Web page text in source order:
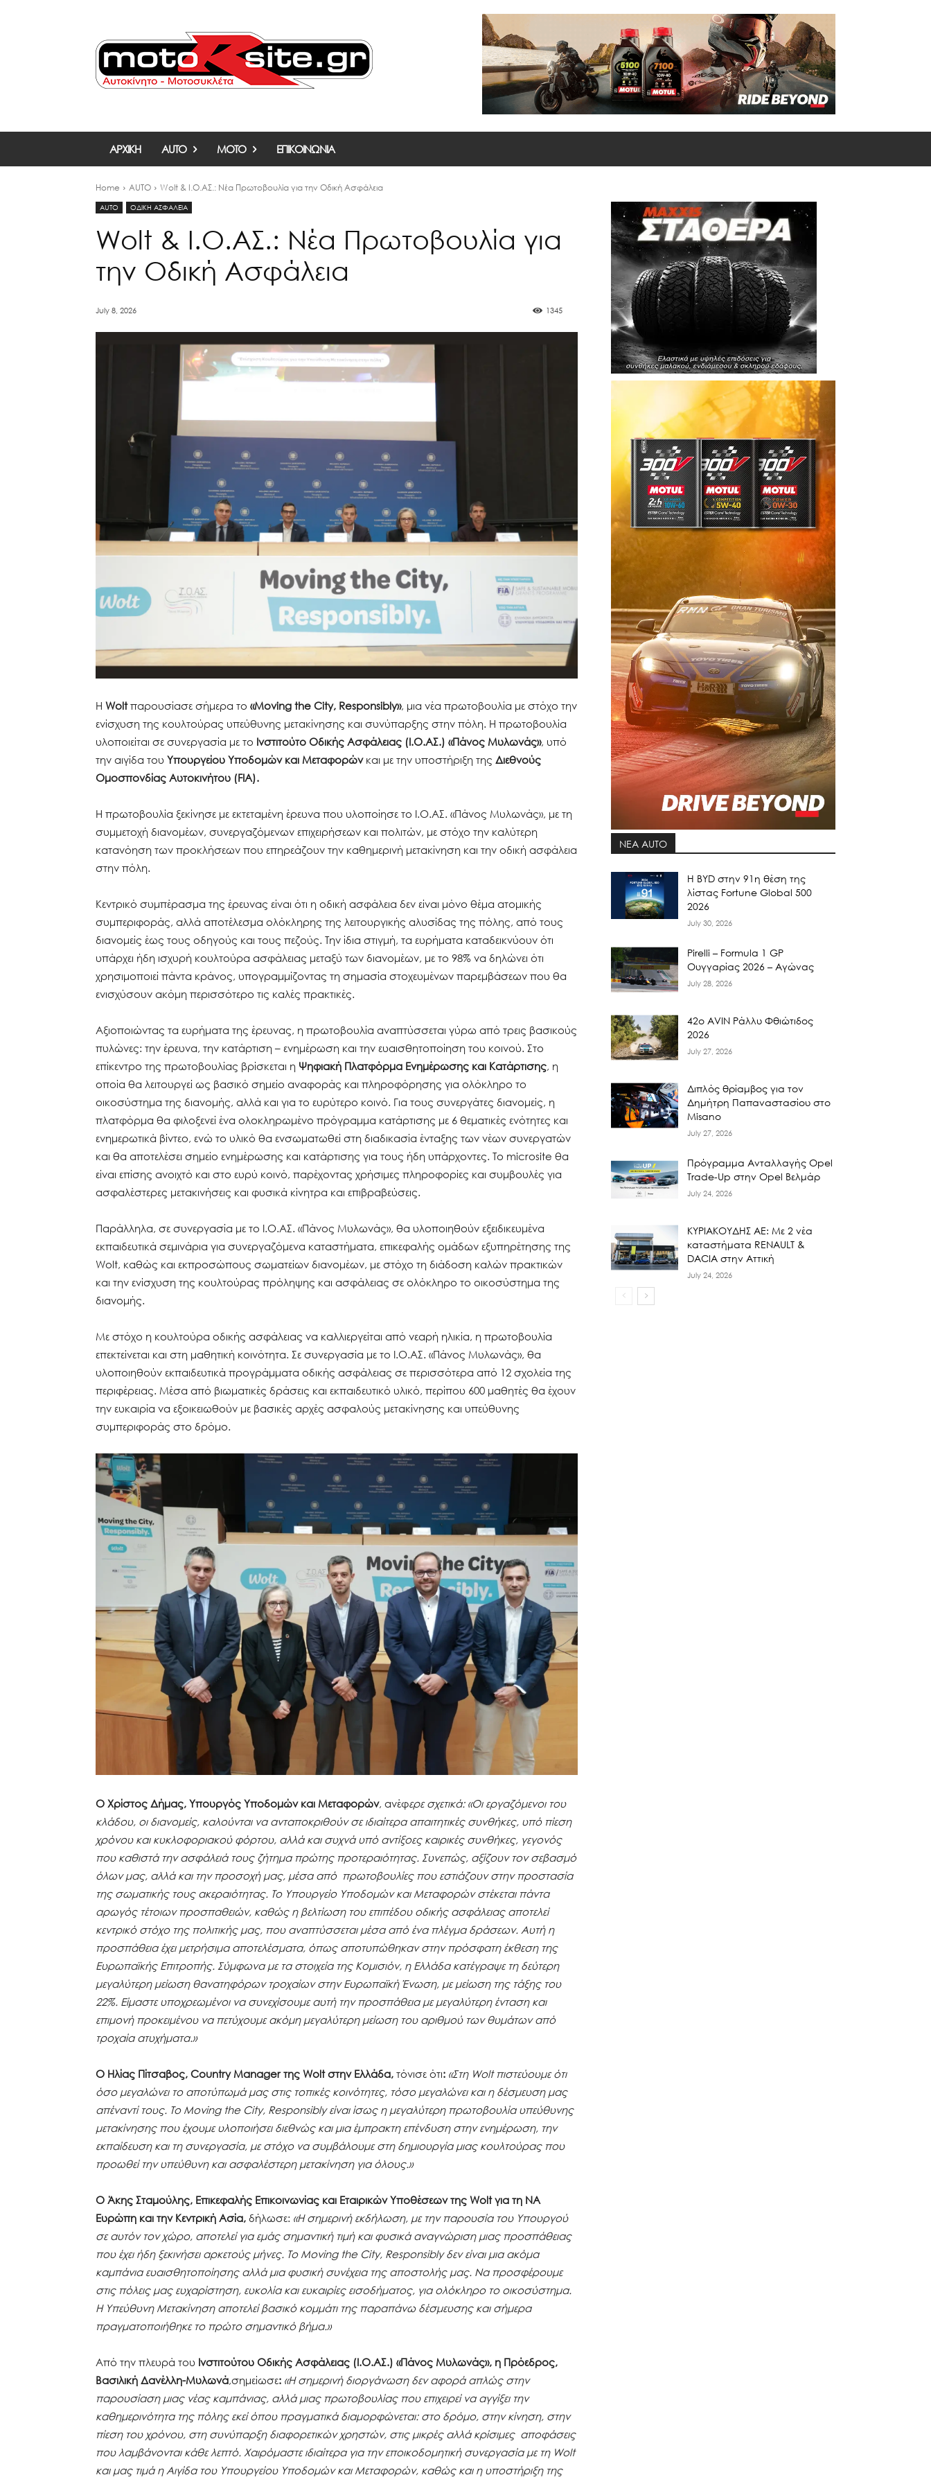
ΑΡΧΙΚΗ AUTO MOTO ΕΠΙΚΟΙΝΩΝΙΑ
Home AUTO Wolt & Ι.Ο.ΑΣ.: Νέα Πρωτοβουλία για την Οδική Ασφάλεια
AUTO ΟΔΙΚΗ ΑΣΦΑΛΕΙΑ
Wolt & Ι.Ο.ΑΣ.: Νέα Πρωτοβουλία για
την Οδική Ασφάλεια
July 8, 2026 1345
Η Woltπαρουσίασε σήμερα το «Moving the City, Responsibly», μια νέα πρωτοβουλία με στόχο την
ενίσχυση της κουλτούρας υπεύθυνης μετακίνησης και συνύπαρξης στην πόλη. Η πρωτοβουλία
υλοποιείται σε συνεργασία με το Ινστιτούτο Οδικής Ασφάλειας (Ι.Ο.ΑΣ.) «Πάνος Μυλωνάς», υπό
την αιγίδα του Υπουργείου Υποδομών και Μεταφορών και με την υποστήριξη της Διεθνούς
Ομοσπονδίας Αυτοκινήτου (FIA).
Η πρωτοβουλία ξεκίνησε με εκτεταμένη έρευνα που υλοποίησε το Ι.Ο.ΑΣ. «Πάνος Μυλωνάς», με τη
συμμετοχή διανομέων, συνεργαζόμενων επιχειρήσεων και πολιτών, με στόχο την καλύτερη
κατανόηση των προκλήσεων που επηρεάζουν την καθημερινή μετακίνηση και την οδική ασφάλεια
στην πόλη.
Κεντρικό συμπέρασμα της έρευνας είναι ότι η οδική ασφάλεια δεν είναι μόνο θέμα ατομικής
συμπεριφοράς, αλλά αποτέλεσμα ολόκληρης της λειτουργικής αλυσίδας της πόλης, από τους
διανομείς έως τους οδηγούς και τους πεζούς. Την ίδια στιγμή, τα ευρήματα καταδεικνύουν ότι
υπάρχει ήδη ισχυρή κουλτούρα ασφάλειας μεταξύ των διανομέων, με το 98% να δηλώνει ότι
χρησιμοποιεί πάντα κράνος, υπογραμμίζοντας τη σημασία στοχευμένων παρεμβάσεων που θα
ενισχύσουν ακόμη περισσότερο τις καλές πρακτικές.
Αξιοποιώντας τα ευρήματα της έρευνας, η πρωτοβουλία αναπτύσσεται γύρω από τρεις βασικούς
πυλώνες: την έρευνα, την κατάρτιση – ενημέρωση και την ευαισθητοποίηση του κοινού. Στο
επίκεντρο της πρωτοβουλίας βρίσκεται η Ψηφιακή Πλατφόρμα Ενημέρωσης και Κατάρτισης, η
οποία θα λειτουργεί ως βασικό σημείο αναφοράς και πληροφόρησης για ολόκληρο το
οικοσύστημα της διανομής, αλλά και για το ευρύτερο κοινό. Για τους συνεργάτες διανομείς, η
πλατφόρμα θα φιλοξενεί ένα ολοκληρωμένο πρόγραμμα κατάρτισης με 6 θεματικές ενότητες και
ενημερωτικά βίντεο, ενώ το υλικό θα ενσωματωθεί στη διαδικασία ένταξης των νέων συνεργατών
και θα αποτελέσει σημείο ενημέρωσης και κατάρτισης για τους ήδη υπάρχοντες. Το microsite θα
είναι επίσης ανοιχτό και στο ευρύ κοινό, παρέχοντας χρήσιμες πληροφορίες και συμβουλές για
ασφαλέστερες μετακινήσεις και φυσικά κίνητρα και επιβραβεύσεις.
Παράλληλα, σε συνεργασία με το Ι.Ο.ΑΣ. «Πάνος Μυλωνάς», θα υλοποιηθούν εξειδικευμένα
εκπαιδευτικά σεμινάρια για συνεργαζόμενα καταστήματα, επικεφαλής ομάδων εξυπηρέτησης της
Wolt, καθώς και εκπροσώπους σωματείων διανομέων, με στόχο τη διάδοση καλών πρακτικών
και την ενίσχυση της κουλτούρας πρόληψης και ασφάλειας σε ολόκληρο το οικοσύστημα της
διανομής.
Με στόχο η κουλτούρα οδικής ασφάλειας να καλλιεργείται από νεαρή ηλικία, η πρωτοβουλία
επεκτείνεται και στη μαθητική κοινότητα. Σε συνεργασία με το Ι.Ο.ΑΣ. «Πάνος Μυλωνάς», θα
υλοποιηθούν εκπαιδευτικά προγράμματα οδικής ασφάλειας σε περισσότερα από 12 σχολεία της
περιφέρειας. Μέσα από βιωματικές δράσεις και εκπαιδευτικό υλικό, περίπου 600 μαθητές θα έχουν
την ευκαιρία να εξοικειωθούν με βασικές αρχές ασφαλούς μετακίνησης και υπεύθυνης
συμπεριφοράς στο δρόμο.
Ο Χρίστος Δήμας, Υπουργός Υποδομών και Μεταφορών, ανέφερε σχετικά: «Οι εργαζόμενοι του
κλάδου, οι διανομείς, καλούνται να ανταποκριθούν σε ιδιαίτερα απαιτητικές συνθήκες, υπό πίεση
χρόνου και κυκλοφοριακού φόρτου, αλλά και συχνά υπό αντίξοες καιρικές συνθήκες, γεγονός
που καθιστά την ασφάλειά τους ζήτημα πρώτης προτεραιότητας. Συνεπώς, αξίζουν τον σεβασμό
όλων μας, αλλά και την προσοχή μας, μέσα από πρωτοβουλίες που εστιάζουν στην προστασία
της σωματικής τους ακεραιότητας. Το Υπουργείο Υποδομών και Μεταφορών στέκεται πάντα
αρωγός τέτοιων προσπαθειών, καθώς η βελτίωση του επιπέδου οδικής ασφάλειας αποτελεί
κεντρικό στόχο της πολιτικής μας, που αναπτύσσεται μέσα από ένα πλέγμα δράσεων. Αυτή η
προσπάθεια έχει μετρήσιμα αποτελέσματα, όπως αποτυπώθηκαν στην πρόσφατη έκθεση της
Ευρωπαϊκής Επιτροπής. Σύμφωνα με τα στοιχεία της Κομισιόν, η Ελλάδα κατέγραψε τη δεύτερη
μεγαλύτερη μείωση θανατηφόρων τροχαίων στην Ευρωπαϊκή Ένωση, με μείωση της τάξης του
22%. Είμαστε υποχρεωμένοι να συνεχίσουμε αυτή την προσπάθεια με μεγαλύτερη ένταση και
επιμονή προκειμένου να πετύχουμε ακόμη μεγαλύτερη μείωση του αριθμού των θυμάτων από
τροχαία ατυχήματα.»
Ο Ηλίας Πίτσαβος, Country Manager της Wolt στην Ελλάδα, τόνισε ότι: «Στη Wolt πιστεύουμε ότι
όσο μεγαλώνει το αποτύπωμά μας στις τοπικές κοινότητες, τόσο μεγαλώνει και η δέσμευση μας
απέναντί τους. Το Moving the City, Responsibly είναι ίσως η μεγαλύτερη πρωτοβουλία υπεύθυνης
μετακίνησης που έχουμε υλοποιήσει διεθνώς και μια έμπρακτη επένδυση στην ενημέρωση, την
εκπαίδευση και τη συνεργασία, με στόχο να συμβάλουμε στη δημιουργία μιας κουλτούρας που
προωθεί την υπεύθυνη και ασφαλέστερη μετακίνηση για όλους.»
Ο Άκης Σταμούλης, Επικεφαλής Επικοινωνίας και Εταιρικών Υποθέσεων της Wolt για τη ΝΑ
Ευρώπη και την Κεντρική Ασία, δήλωσε: «Η σημερινή εκδήλωση, με την παρουσία του Υπουργού
σε αυτόν τον χώρο, αποτελεί για εμάς σημαντική τιμή και φυσικά αναγνώριση μιας προσπάθειας
που έχει ήδη ξεκινήσει αρκετούς μήνες. Το Moving the City, Responsibly δεν είναι μια ακόμα
καμπάνια ευαισθητοποίησης αλλά μια φυσική συνέχεια της αποστολής μας. Να προσφέρουμε
στις πόλεις μας ευχαρίστηση, ευκολία και ευκαιρίες εισοδήματος, για ολόκληρο το οικοσύστημα.
Η Υπεύθυνη Μετακίνηση αποτελεί βασικό κομμάτι της παραπάνω δέσμευσης και σήμερα
πραγματοποιήθηκε το πρώτο σημαντικό βήμα.»
Από την πλευρά του Ινστιτούτου Οδικής Ασφάλειας (Ι.Ο.ΑΣ.) «Πάνος Μυλωνάς», η Πρόεδρος,
Βασιλική Δανέλλη-Μυλωνά,σημείωσε: «Η σημερινή διοργάνωση δεν αφορά απλώς στην
παρουσίαση μιας νέας καμπάνιας, αλλά μιας πρωτοβουλίας που επιχειρεί να αγγίξει την
καθημερινότητα της πόλης εκεί όπου πραγματικά διαμορφώνεται: στο δρόμο, στην κίνηση, στην
πίεση του χρόνου, στη συνύπαρξη διαφορετικών χρηστών, στις μικρές αλλά κρίσιμες αποφάσεις
που λαμβάνονται κάθε λεπτό. Χαιρόμαστε ιδιαίτερα για την εποικοδομητική συνεργασία με τη Wolt
και μας τιμά η Αιγίδα του Υπουργείου Υποδομών και Μεταφορών, καθώς και η υποστήριξη της
ΝΕΑ AUTO
Η BYD στην 91η θέση της
λίστας Fortune Global 500
2026
July 30, 2026
Pirelli – Formula 1 GP
Ουγγαρίας 2026 – Αγώνας
July 28, 2026
42ο AVIN Ράλλυ Φθιώτιδος
2026
July 27, 2026
Διπλός θρίαμβος για τον
Δημήτρη Παπαναστασίου στο
Misano
July 27, 2026
Πρόγραμμα Ανταλλαγής Opel
Trade-Up στην Opel Βελμάρ
July 24, 2026
ΚΥΡΙΑΚΟΥΔΗΣ ΑΕ: Με 2 νέα
καταστήματα RENAULT &
DACIA στην Αττική
July 24, 2026